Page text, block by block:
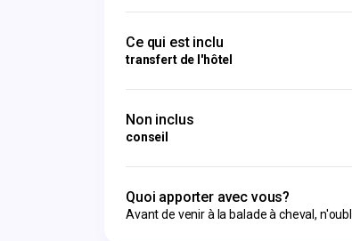
Ce qui est inclu
transfert de l'hôtel
Non inclus
conseil
Quoi apporter avec vous?
Avant de venir à la balade à cheval,